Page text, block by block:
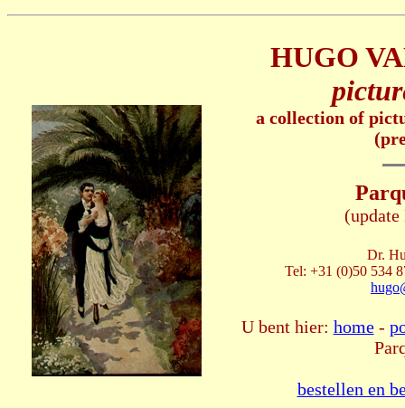
HUGO
a collection of
(update
Dr.
Tel: +31 (0)50 534
U bent hier: home-
bestellen en